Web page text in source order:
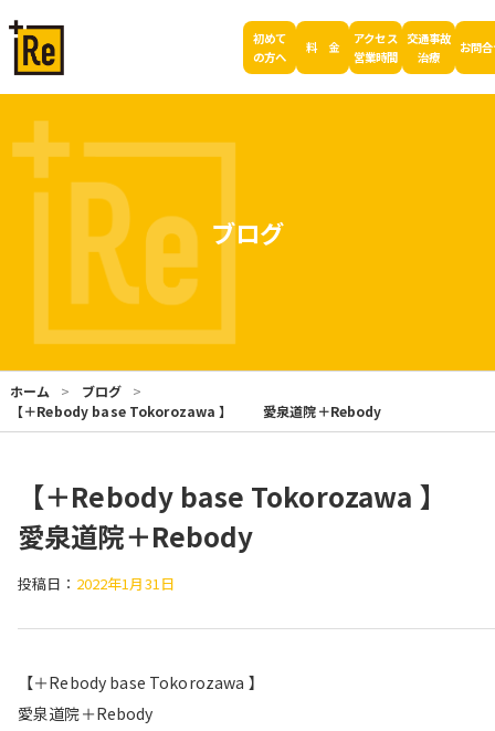
初めて
の方へ
料 金
アクセス
営業時間
交通事故
治療
お問
ブログ
ホーム
ブログ
【＋Rebody base Tokorozawa 】 愛泉道院＋Rebody
【＋Rebody base Tokorozawa
愛泉道院＋Rebody
投稿日： 2022年1月31日
【＋Rebody base Tokorozawa 】
愛泉道院＋Rebody